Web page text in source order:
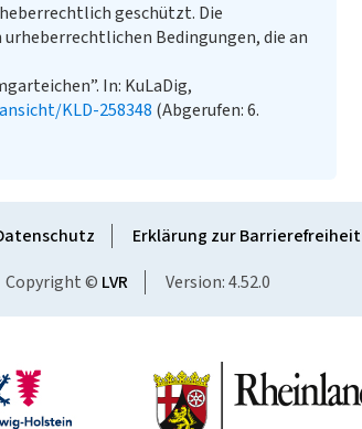
geschützt. Die
Bedingungen, die an
In: KuLaDig,
KLD-258348 (Abgerufen: 6.
Erklärung zur Barrierefreiheit
Copyright © LVR Version: 4.52.0